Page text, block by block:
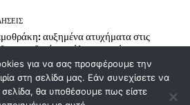
αυξημένα ατυχήματα στις
– οδηγίες πρόληψης από το
Κλιμάκιο Σαμοθράκης
για να σας προσφέρουμε την
στη σελίδα μας. Εάν συνεχίσετε να
σελίδα, θα υποθέσουμε πως είστε